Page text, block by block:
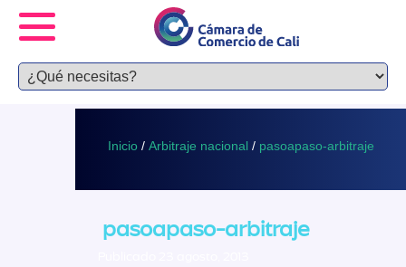
Inicio / Arbitraje nacional / pasoapaso-arbitraje
pasoapaso-arbitraje